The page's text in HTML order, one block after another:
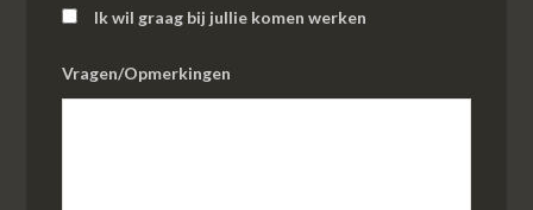
Ik wil graag bij jullie komen werken
Vragen/Opmerkingen